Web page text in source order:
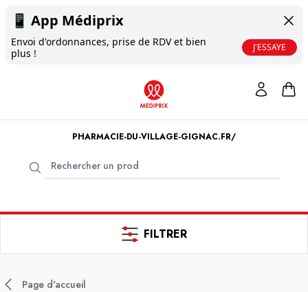
📱 App Médiprix
Envoi d'ordonnances, prise de RDV et bien
plus !
J'ESSAYE
PHARMACIE-DU-VILLAGE-GIGNAC.FR/
FILTRER
Page d'accueil